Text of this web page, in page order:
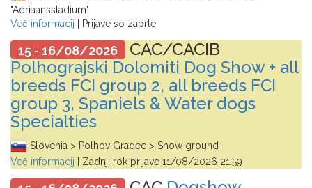
"Adriaansstadium"
Več informacij
| Prijave so zaprte
15 - 16/08/2026 CAC/CACIB
Polhograjski Dolomiti Dog Show + all
breeds FCI group 2, all breeds FCI
group 3, Spaniels & Water dogs
Specialties
Slovenia > Polhov Gradec > Show ground
Več informacij
| Zadnji rok prijave 11/08/2026 21:59